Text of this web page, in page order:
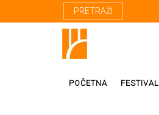
PRETRAŽI
POČETNA FESTIVAL